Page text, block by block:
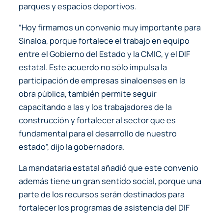
parques y espacios deportivos.
“Hoy firmamos un convenio muy importante para
Sinaloa, porque fortalece el trabajo en equipo
entre el Gobierno del Estado y la CMIC, y el DIF
estatal. Este acuerdo no sólo impulsa la
participación de empresas sinaloenses en la
obra pública, también permite seguir
capacitando a las y los trabajadores de la
construcción y fortalecer al sector que es
fundamental para el desarrollo de nuestro
estado”, dijo la gobernadora.
La mandataria estatal añadió que este convenio
además tiene un gran sentido social, porque una
parte de los recursos serán destinados para
fortalecer los programas de asistencia del DIF